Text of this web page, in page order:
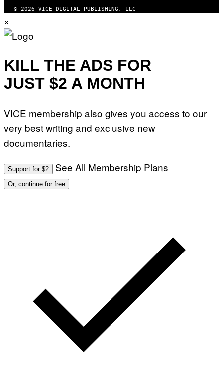
© 2026 VICE DIGITAL PUBLISHING, LLC
×
KILL THE ADS FOR
JUST $2 A MONTH
VICE membership also gives you access to our
very best writing and exclusive new
documentaries.
Support for $2 See All Membership Plans
Or, continue for free